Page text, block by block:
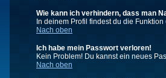
Wie kann ich verhindern, dass man
In deinem Profil findest du die Funktion
Nach oben
Ich habe mein Passwort verloren!
Kein Problem! Du kannst ein neues
Nach oben